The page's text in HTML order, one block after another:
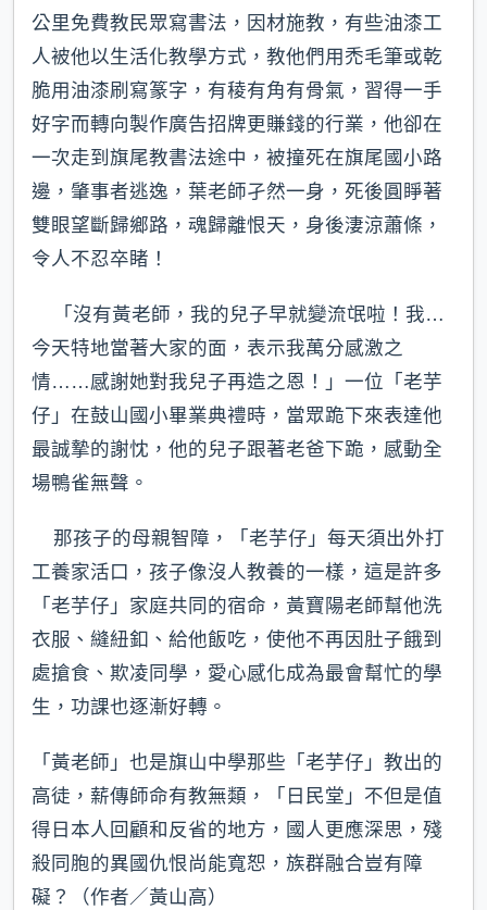
公里免費教民眾寫書法，因材施教，有些油漆工
人被他以生活化教學方式，教他們用禿毛筆或乾
脆用油漆刷寫篆字，有稜有角有骨氣，習得一手
好字而轉向製作廣告招牌更賺錢的行業，他卻在
一次走到旗尾教書法途中，被撞死在旗尾國小路
邊，肇事者逃逸，葉老師孑然一身，死後圓睜著
雙眼望斷歸鄉路，魂歸離恨天，身後淒涼蕭條，
令人不忍卒睹！
「沒有黃老師，我的兒子早就變流氓啦！我…
今天特地當著大家的面，表示我萬分感激之
情……感謝她對我兒子再造之恩！」一位「老芋
仔」在鼓山國小畢業典禮時，當眾跪下來表達他
最誠摯的謝忱，他的兒子跟著老爸下跪，感動全
場鴨雀無聲。
那孩子的母親智障，「老芋仔」每天須出外打
工養家活口，孩子像沒人教養的一樣，這是許多
「老芋仔」家庭共同的宿命，黃寶陽老師幫他洗
衣服、縫紐釦、給他飯吃，使他不再因肚子餓到
處搶食、欺凌同學，愛心感化成為最會幫忙的學
生，功課也逐漸好轉。
「黃老師」也是旗山中學那些「老芋仔」教出的
高徒，薪傳師命有教無類，「日民堂」不但是值
得日本人回顧和反省的地方，國人更應深思，殘
殺同胞的異國仇恨尚能寬恕，族群融合豈有障
礙？（作者／黃山高）